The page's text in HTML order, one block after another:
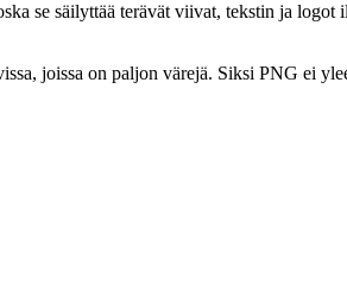
se säilyttää terävät viivat, tekstin ja logot
joissa on paljon värejä. Siksi PNG ei